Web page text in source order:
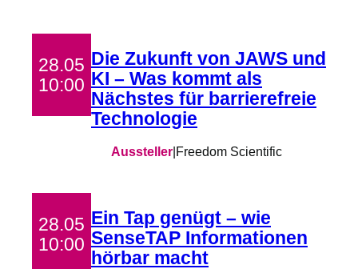
28.05
10:00
Die Zukunft von JAWS und
KI – Was kommt als
Nächstes für barrierefreie
Technologie
Aussteller|Freedom Scientific
28.05
10:00
Ein Tap genügt – wie
SenseTAP Informationen
hörbar macht